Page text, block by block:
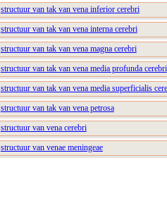
structuur van tak van vena inferior cerebri
structuur van tak van vena interna cerebri
structuur van tak van vena magna cerebri
structuur van tak van vena media profunda cerebri
structuur van tak van vena media superficialis
structuur van tak van vena petrosa
structuur van vena cerebri
structuur van venae meningeae